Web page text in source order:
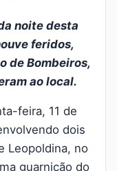
noite desta
feridos,
de Bombeiros,
ao local.
feira, 11 de
dois
Leopoldina, no
guarnição do